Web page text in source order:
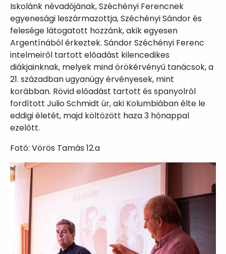
Iskolánk névadójának, Széchényi Ferencnek
egyenesági leszármazottja, Széchényi Sándor és
felesége látogatott hozzánk, akik egyesen
Argentínából érkeztek. Sándor Széchényi Ferenc
intelmeiről tartott előadást kilencedikes
diákjainknak, melyek mind örökérvényű tanácsok, a
21. században ugyanúgy érvényesek, mint
korábban. Rövid előadást tartott és spanyolról
fordított Julio Schmidt úr, aki Kolumbiában élte le
eddigi életét, majd költözött haza 3 hónappal
ezelőtt.
Fotó: Vörös Tamás 12.a